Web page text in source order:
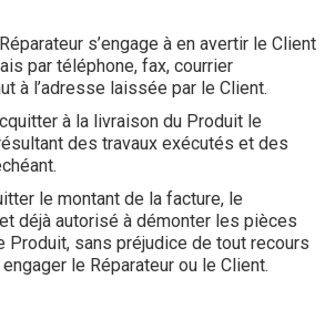
s’engage à en avertir le Client
par téléphone, fax, courrier
à l’adresse laissée par le Client.
à la livraison du Produit le
des travaux exécutés et des
le montant de la facture, le
déjà autorisé à démonter les pièces
Produit, sans préjudice de tout recours
le Réparateur ou le Client.